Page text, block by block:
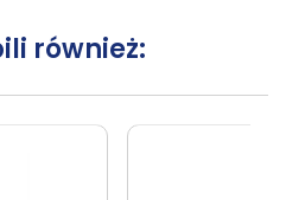
również: